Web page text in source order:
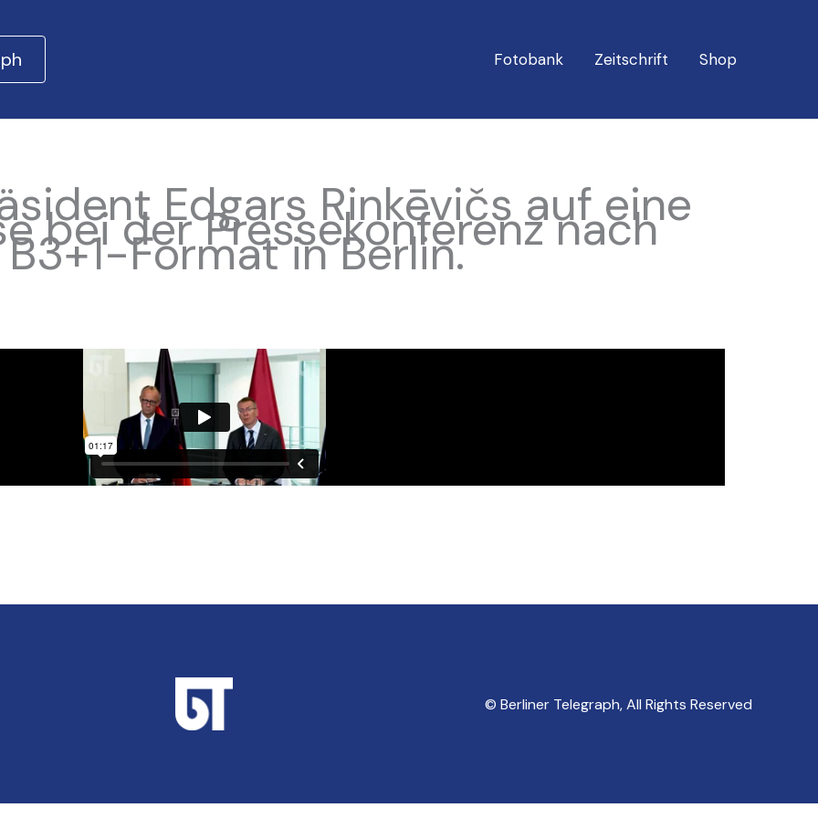
Fotobank Zeitschrift Shop
Edgars Rinkēvičs auf eine
bei der Pressekonferenz nach
Format in Berlin.
© Berliner Telegraph, All Rights Reserved